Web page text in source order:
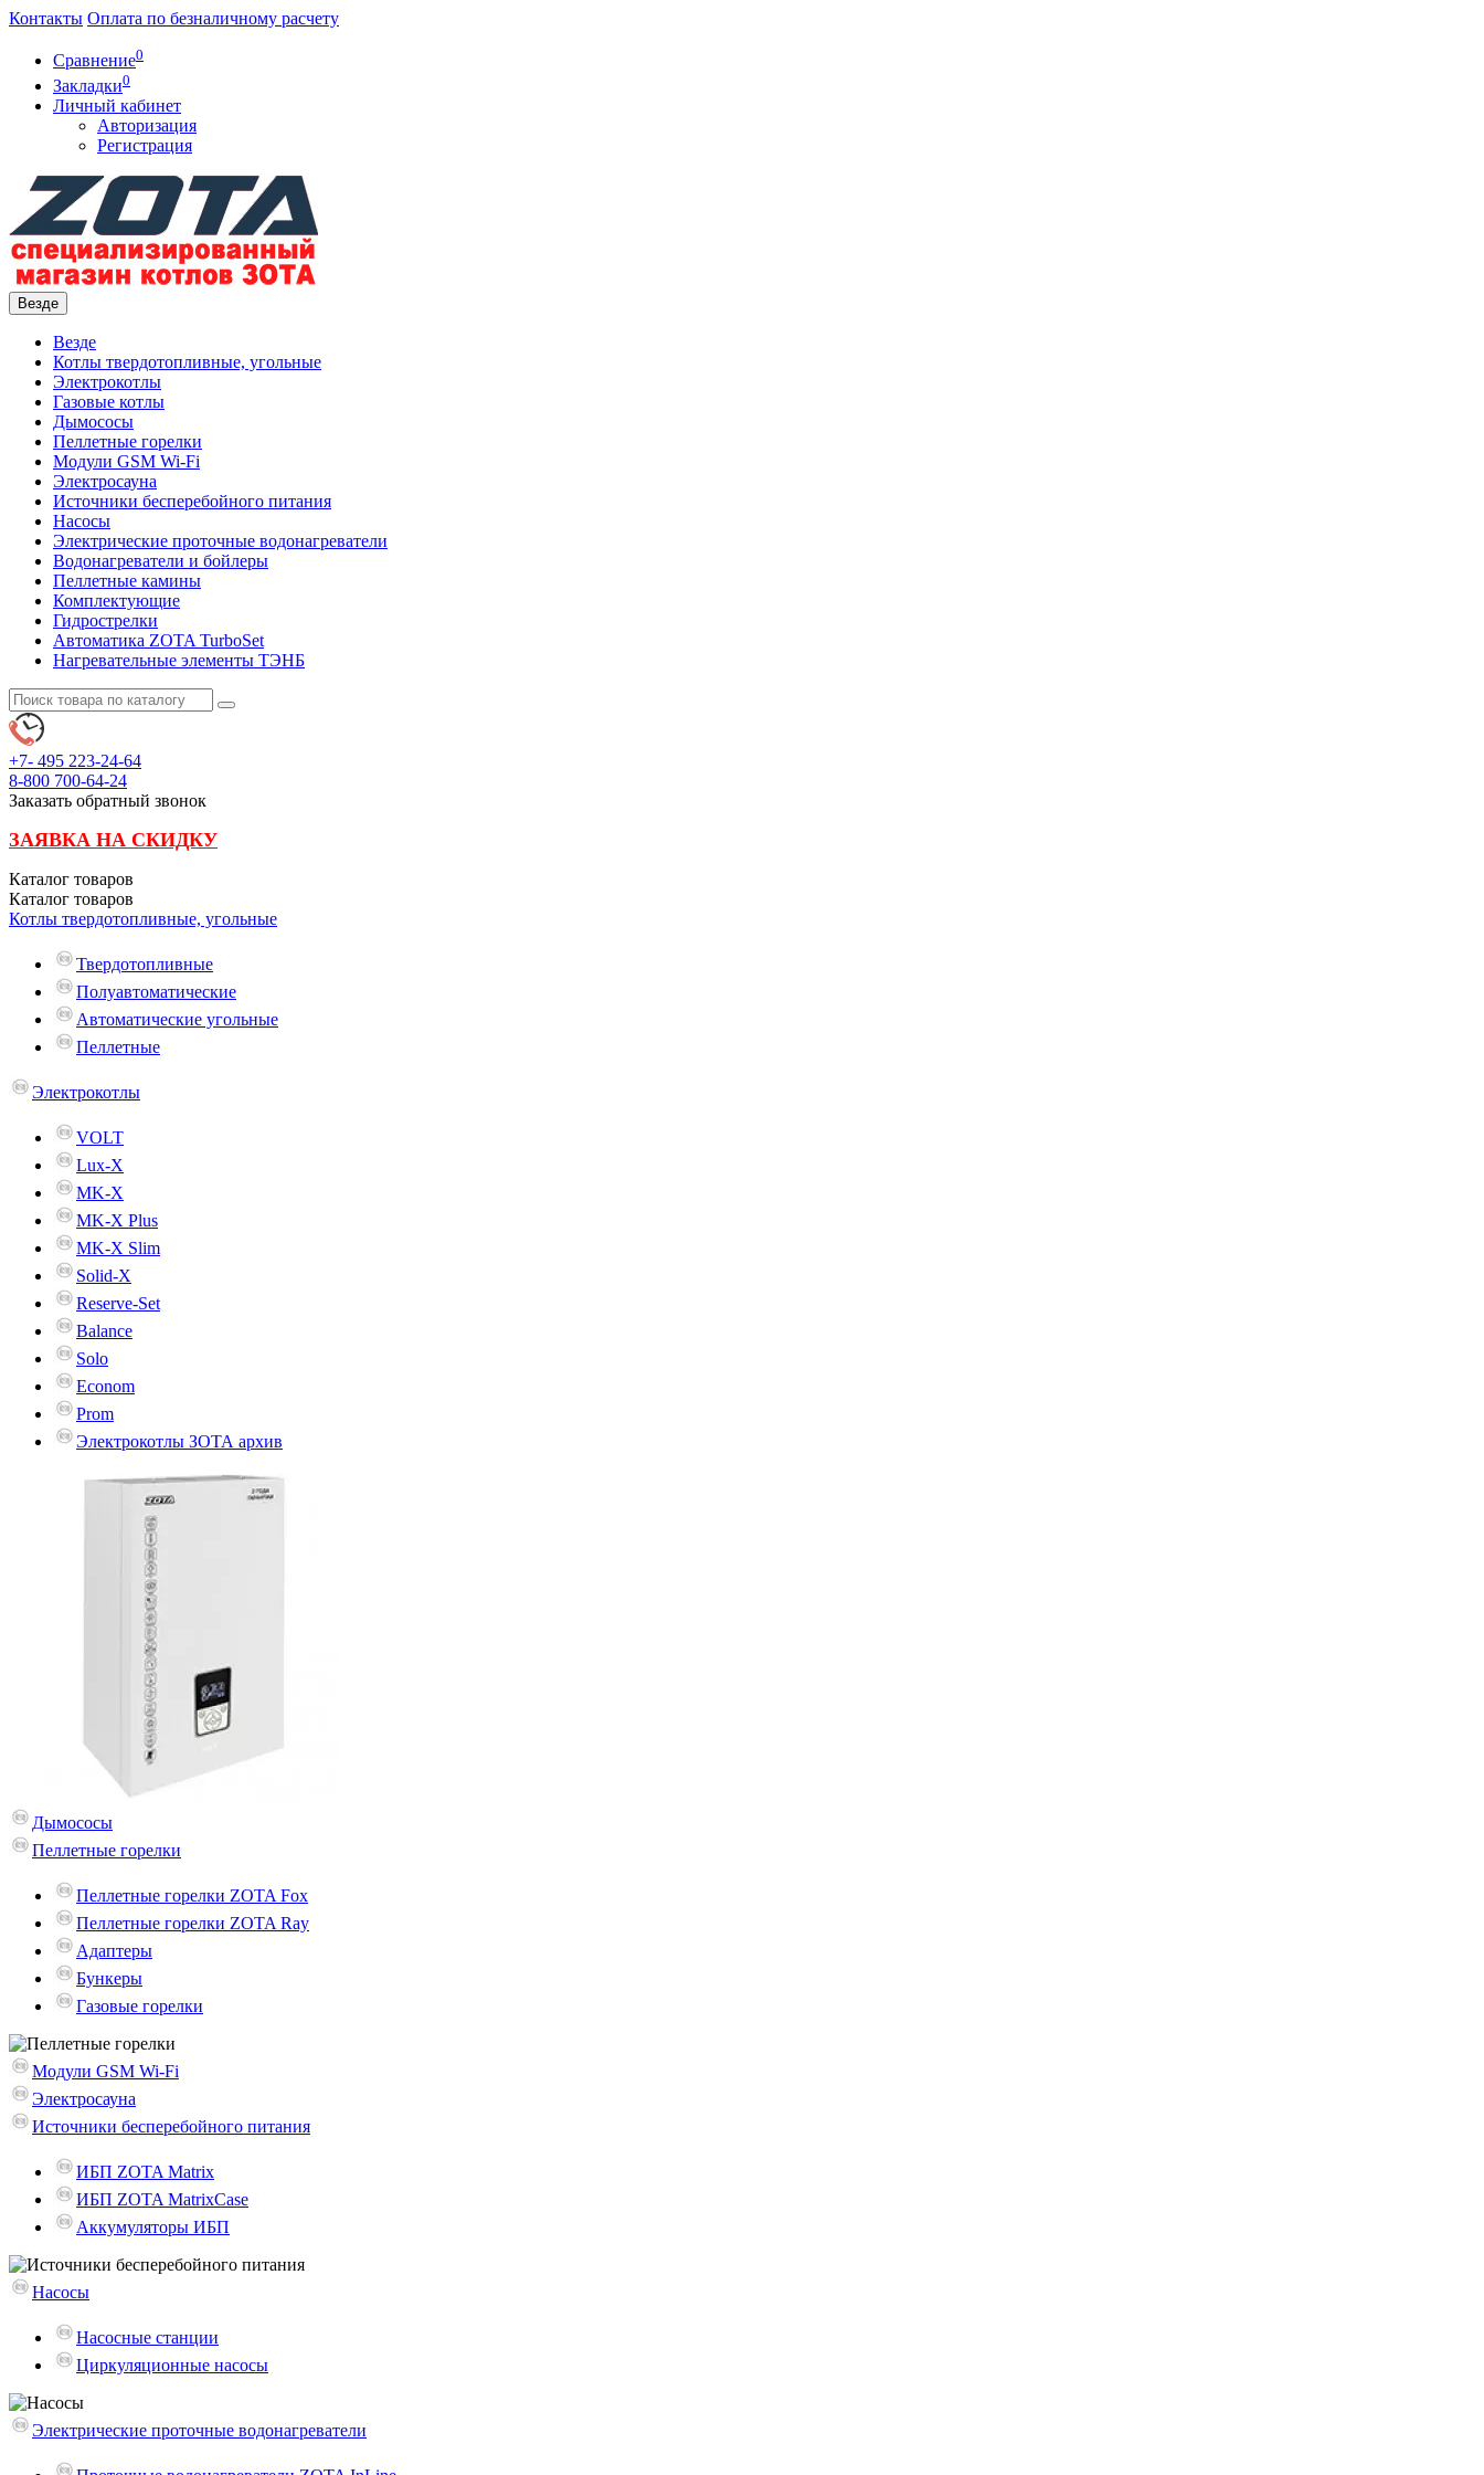
Контакты Оплата по безналичному расчету
Сравнение0
Закладки0
Личный кабинет
Авторизация
Регистрация
Везде
Везде
Котлы твердотопливные, угольные
Электрокотлы
Газовые котлы
Дымососы
Пеллетные горелки
Модули GSM Wi-Fi
Электросауна
Источники бесперебойного питания
Насосы
Электрические проточные водонагреватели
Водонагреватели и бойлеры
Пеллетные камины
Комплектующие
Гидрострелки
Автоматика ZOTA TurboSet
Нагревательные элементы ТЭНБ
+7- 495 223-24-64
8-800 700-64-24
Заказать обратный звонок
ЗАЯВКА НА СКИДКУ
Каталог товаров
Каталог товаров
Котлы твердотопливные, угольные
Твердотопливные
Полуавтоматические
Автоматические угольные
Пеллетные
Электрокотлы
VOLT
Lux-X
MK-X
MK-X Plus
MK-X Slim
Solid-X
Reserve-Set
Balance
Solo
Econom
Prom
Электрокотлы ЗОТА архив
Дымососы
Пеллетные горелки
Пеллетные горелки ZOTA Fox
Пеллетные горелки ZOTA Ray
Адаптеры
Бункеры
Газовые горелки
Модули GSM Wi-Fi
Электросауна
Источники бесперебойного питания
ИБП ZOTA Matrix
ИБП ZOTA MatrixCase
Аккумуляторы ИБП
Насосы
Насосные станции
Циркуляционные насосы
Электрические проточные водонагреватели